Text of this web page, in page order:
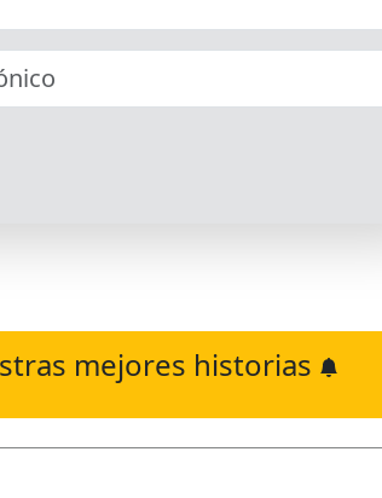
mejores historias